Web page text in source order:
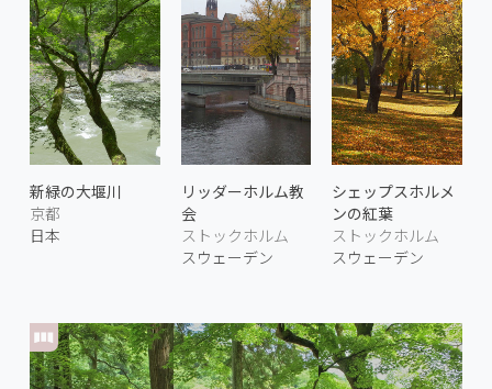
新緑の大堰川
京都
日本
リッダーホルム教
会
ストックホルム
スウェーデン
シェップスホルメ
ンの紅葉
ストックホルム
スウェーデン